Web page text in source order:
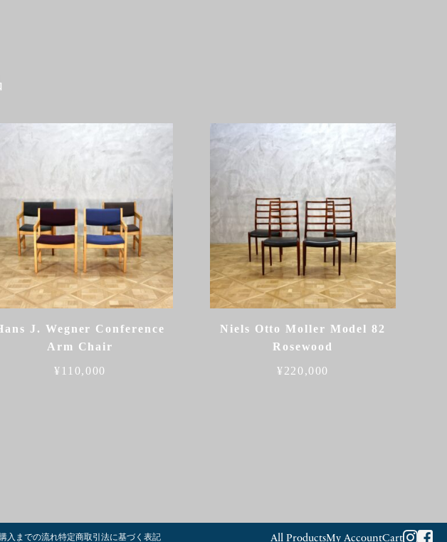
J. Wegner Conference
Arm Chair
¥ 110,000
Niels Otto Moller Model 82
Rosewood
¥220,000
入までの流れ特定商取引法に基づく表記 All ProductsMy AccountCart